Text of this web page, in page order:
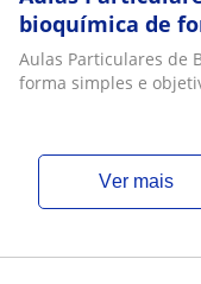
bioquímica de
Aulas Particulares de
forma simples e
ver mais